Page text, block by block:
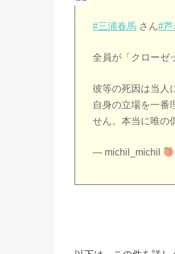
#三浦春馬 さん#芦
全員が「クローゼ
彼等の死因は当人
自身の立場を一番
せん。本当に唯
— michil_michil